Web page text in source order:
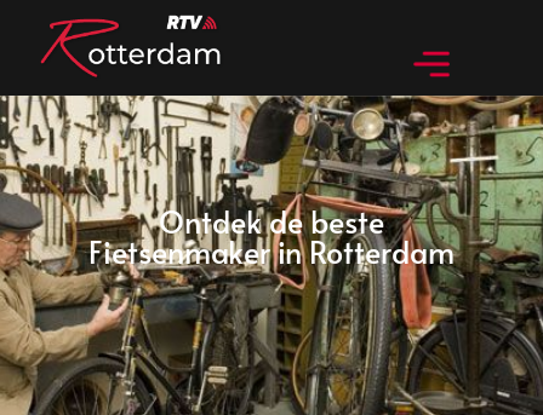
Ontdek de beste
Fietsenmaker in Rotterdam